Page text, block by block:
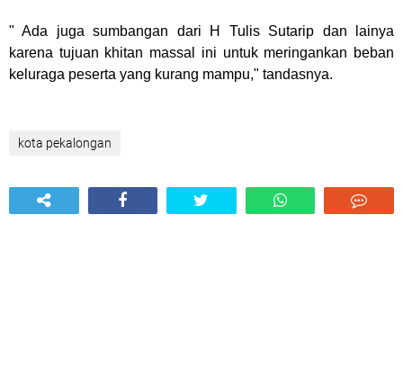
" Ada juga sumbangan dari H Tulis Sutarip dan lainya
karena tujuan khitan massal ini untuk meringankan beban
keluraga peserta yang kurang mampu," tandasnya.
kota pekalongan